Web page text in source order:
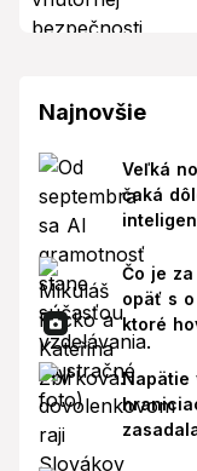
Najnovšie
Veľká
čaká
Čo je
opäť s o
ktoré
Napätie